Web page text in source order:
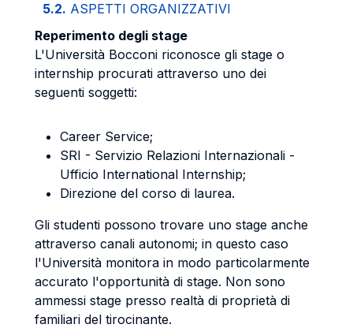
5.2. ASPETTI ORGANIZZATIVI
Reperimento degli stage
L'Università Bocconi riconosce gli stage o
internship procurati attraverso uno dei
seguenti soggetti:
Career Service;
SRI - Servizio Relazioni Internazionali -
Ufficio International Internship;
Direzione del corso di laurea.
Gli studenti possono trovare uno stage anche
attraverso canali autonomi; in questo caso
l'Università monitora in modo particolarmente
accurato l'opportunità di stage. Non sono
ammessi stage presso realtà di proprietà di
familiari del tirocinante.